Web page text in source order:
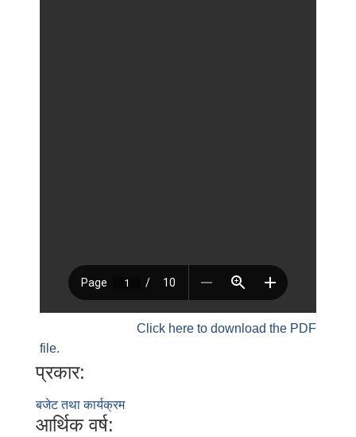
Click here to download the PDF
file.
प्रकार:
बजेट तथा कार्यक्रम
आर्थिक वर्ष: